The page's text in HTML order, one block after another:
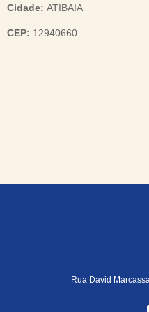
Cidade: ATIBAIA
CEP: 12940660
Rua David